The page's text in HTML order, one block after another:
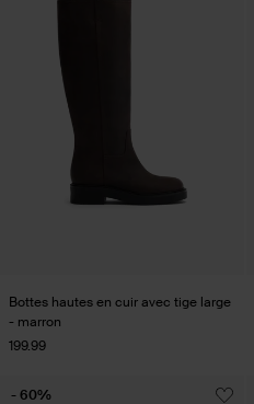
Bottes hautes en cuir avec tige large
- marron
199.99
- 60%